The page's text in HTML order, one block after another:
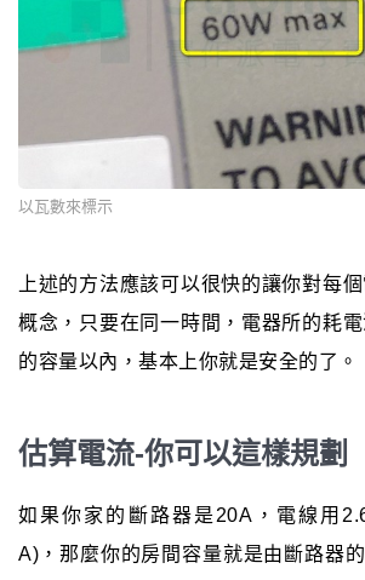
以瓦數來標示
上述的方法應該可以很快的讓你對每
概念，只要在同一時間，電器所的耗
的容量以內，基本上你就是安全的了。
估算電流-你可以這樣規劃
如果你家的斷路器是20A，電線用
A)，那麼你的房間容量就是由斷路器